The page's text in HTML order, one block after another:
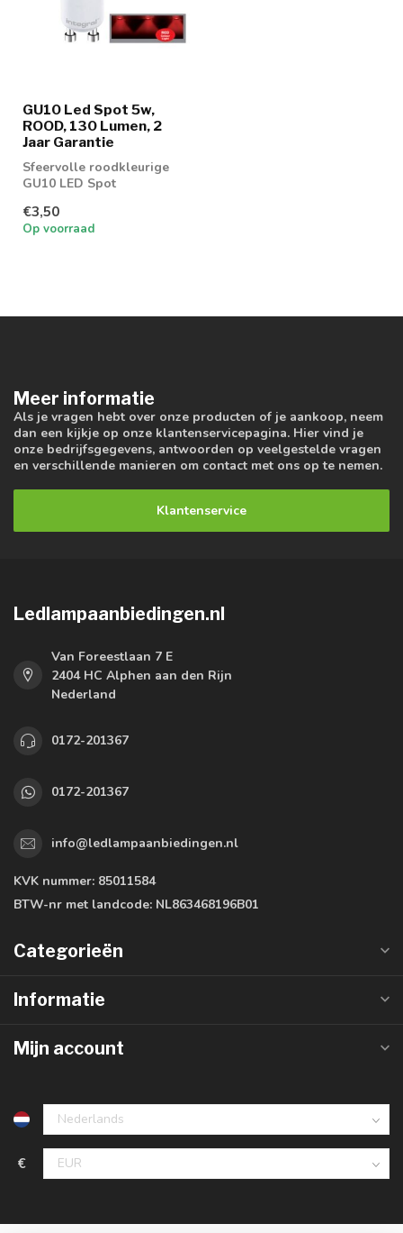
GU10 Led Spot 5w,
ROOD, 130 Lumen, 2
Jaar Garantie
Sfeervolle roodkleurige
GU10 LED Spot
€3,50
Op voorraad
Meer informatie
Als je vragen hebt over onze producten of je aankoop, neem
dan een kijkje op onze klantenservicepagina. Hier vind je
onze bedrijfsgegevens, antwoorden op veelgestelde vragen
en verschillende manieren om contact met ons op te nemen.
Klantenservice
Ledlampaanbiedingen.nl
Van Foreestlaan 7 E
2404 HC Alphen aan den Rijn
Nederland
0172-201367
0172-201367
info@ledlampaanbiedingen.nl
KVK nummer: 85011584
BTW-nr met landcode: NL863468196B01
Categorieën
Informatie
Mijn account
€